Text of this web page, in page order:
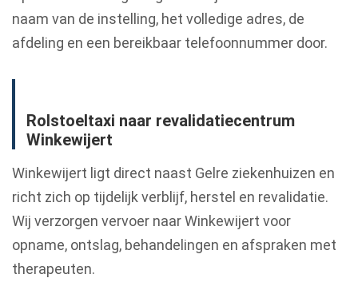
naam van de instelling, het volledige adres, de
afdeling en een bereikbaar telefoonnummer door.
Rolstoeltaxi naar revalidatiecentrum
Winkewijert
Winkewijert ligt direct naast Gelre ziekenhuizen en
richt zich op tijdelijk verblijf, herstel en revalidatie.
Wij verzorgen vervoer naar Winkewijert voor
opname, ontslag, behandelingen en afspraken met
therapeuten.